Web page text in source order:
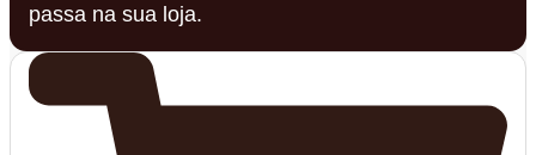
passa na sua loja.